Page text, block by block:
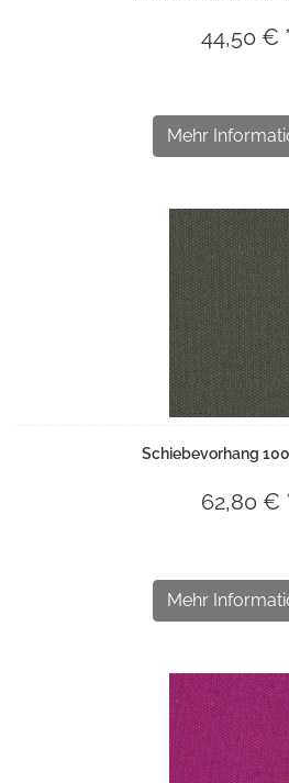
44,50 € *
Mehr
Schiebevorhang
62,80 €
Mehr